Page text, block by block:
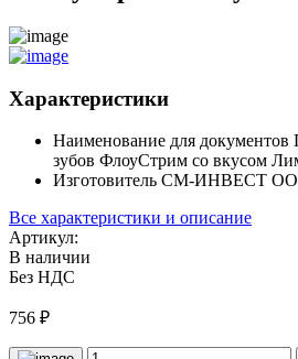
Характеристики
Наименование для документов
зубов ФлоуСтрим со вкусом
Изготовитель СМ-ИНВЕСТ
Все характеристики и описание
Артикул:
В наличии
Без НДС
756 ₽